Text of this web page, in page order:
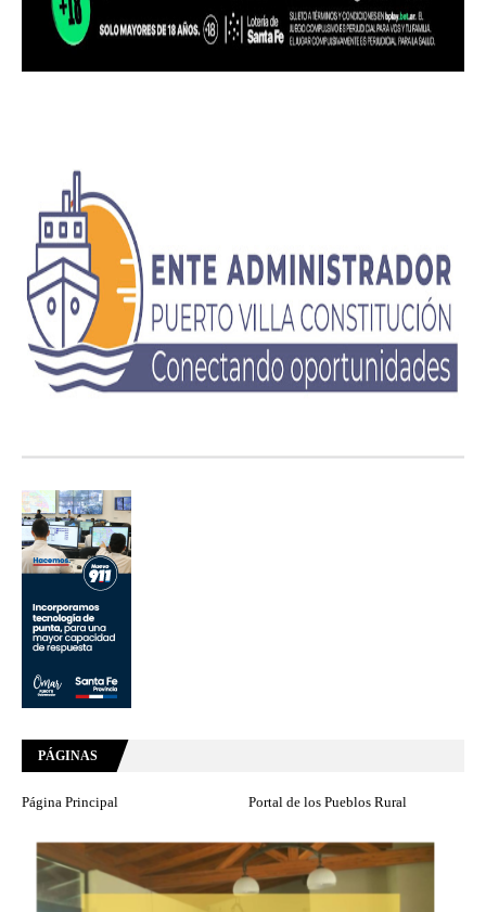
PÁGINAS
Página Principal Portal de los Pueblos Rural